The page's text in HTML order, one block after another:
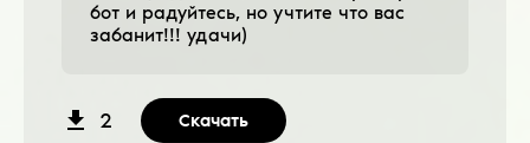
бот и радуйтесь, но учтите что вас
забанит!!! удачи)
2 Скачать